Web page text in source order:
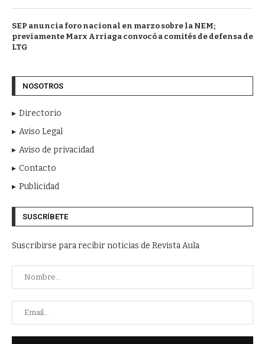
SEP anuncia foro nacional en marzo sobre la NEM;
previamente Marx Arriaga convocó a comités de defensa de
LTG
NOSOTROS
Directorio
Aviso Legal
Aviso de privacidad
Contacto
Publicidad
SUSCRÍBETE
Suscribirse para recibir noticias de Revista Aula